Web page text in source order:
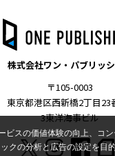
株式会社ワン・パブリッ
〒105-0003
東京都港区西新橋2丁目23
3東洋海事ビル
ビスの価値体験の向上、コ
クの分析と広告の設定を目